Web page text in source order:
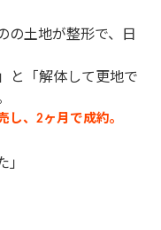
の土地が整形で、日
と「解体して更地で
し、2 ヶ月で成約。